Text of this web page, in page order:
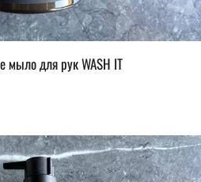
мыло для рук WASH IT